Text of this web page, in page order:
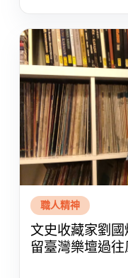
職人精神
文史收藏家劉
留臺灣樂壇過往